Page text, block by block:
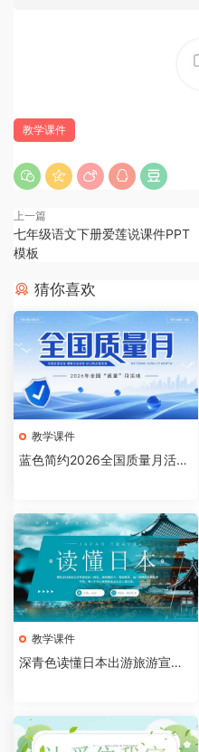
教学课件
上一篇
七年级语文下册爱莲说课件PPT
模板
猜你喜欢
教学课件
蓝色简约2026全国质量月活动
教学课件
深青色读懂日本出游旅游宣传